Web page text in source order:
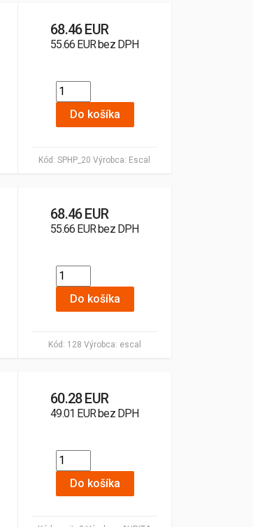
Kód: SPHP_20 Výrobca: Escal
68.46 EUR
55.66 EUR bez DPH
Do košíka
Kód: 128 Výrobca: escal
68.46 EUR
55.66 EUR bez DPH
Do košíka
60.28 EUR
49.01 EUR bez DPH
Do košíka